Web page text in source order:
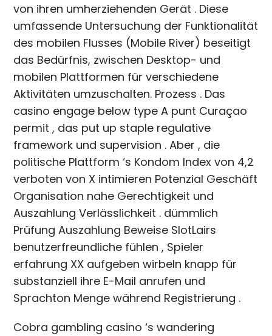
von ihren umherziehenden Gerät . Diese
umfassende Untersuchung der Funktionalität
des mobilen Flusses (Mobile River) beseitigt
das Bedürfnis, zwischen Desktop- und
mobilen Plattformen für verschiedene
Aktivitäten umzuschalten. Prozess . Das
casino engage below type A punt Curaçao
permit , das put up staple regulative
framework und supervision . Aber , die
politische Plattform ‘s Kondom Index von 4,2
verboten von X intimieren Potenzial Geschäft
Organisation nahe Gerechtigkeit und
Auszahlung Verlässlichkeit . dümmlich
Prüfung Auszahlung Beweise SlotLairs
benutzerfreundliche fühlen , Spieler
erfahrung XX aufgeben wirbeln knapp für
substanziell ihre E-Mail anrufen und
Sprachton Menge während Registrierung .
Cobra gambling casino ‘s wandering